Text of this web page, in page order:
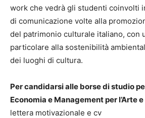
work che vedrà gli studenti coinvolti
di comunicazione volte alla
del patrimonio culturale italiano, con
particolare alla sostenibilità
dei luoghi di cultura.
Per candidarsi alle borse di studio
Economia e Management per l’Arte
lettera motivazionale e cv